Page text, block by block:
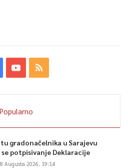
Popularno
gradonačelnika u Sarajevu
se potpisivanje Deklaracije
Augusta 2026, 19:14